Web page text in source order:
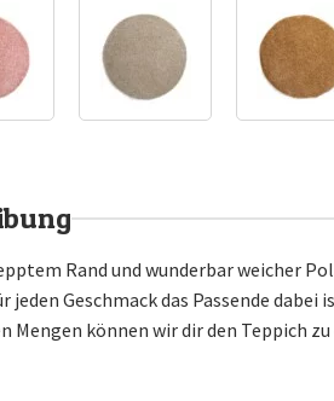
Rand und wunderbar weicher
Geschmack das Passende dabei
Mengen können wir dir den Teppich